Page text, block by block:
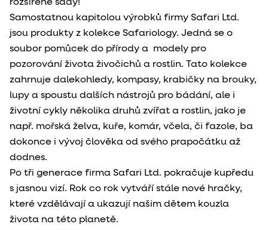
rozšířené sady!
Samostatnou kapitolou výrobků firmy Safari Ltd.
jsou produkty z kolekce Safariology. Jedná se o
soubor pomůcek do přírody a modely pro
pozorování života živočichů a rostlin. Tato kolekce
zahrnuje dalekohledy, kompasy, krabičky na brouky,
lupy a spoustu dalších nástrojů pro bádání, ale i
životní cykly několika druhů zvířat a rostlin, jako je
např. mořská želva, kuře, komár, včela, či fazole, ba
dokonce i vývoj člověka od svého prapočátku až
dodnes.
Po tři generace firma Safari Ltd. pokračuje kupředu
s jasnou vizí. Rok co rok vytváří stále nové hračky,
které vzdělávají a ukazují našim dětem kouzla
života na této planetě.